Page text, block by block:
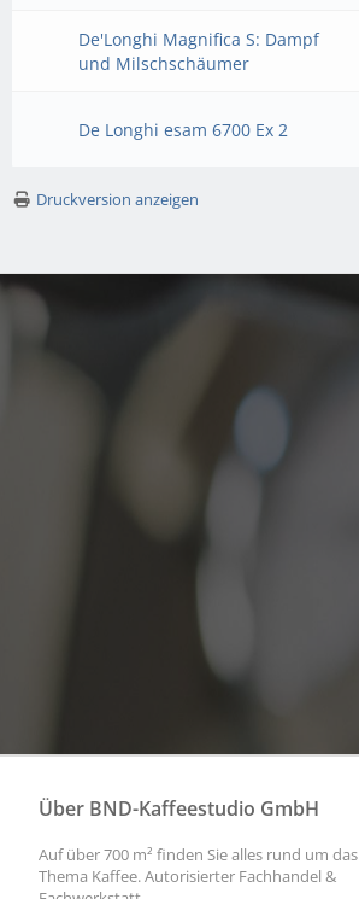
De'Longhi Magnifica S: Dampf
und Milschschäumer
De Longhi esam 6700 Ex 2
Druckversion anzeigen
Über BND-Kaffeestudio GmbH
Auf über 700 m² finden Sie alles rund um das
Thema Kaffee. Autorisierter Fachhandel &